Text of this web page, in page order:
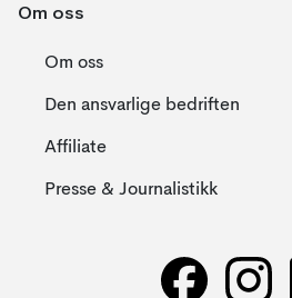
Om oss
Om oss
Den ansvarlige bedriften
Affiliate
Presse & Journalistikk